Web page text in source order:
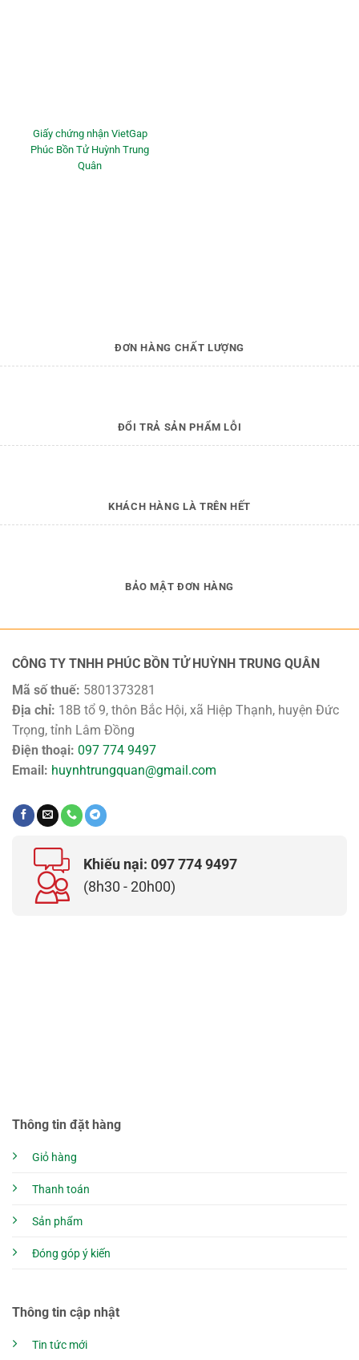
Giấy chứng nhận VietGap
Phúc Bồn Tử Huỳnh Trung
Quân
ĐƠN HÀNG CHẤT LƯỢNG
ĐỔI TRẢ SẢN PHẨM LỖI
KHÁCH HÀNG LÀ TRÊN HẾT
BẢO MẬT ĐƠN HÀNG
CÔNG TY TNHH PHÚC BỒN TỬ HUỲNH TRUNG QUÂN
Mã số thuế: 5801373281
Địa chỉ: 18B tổ 9, thôn Bắc Hội, xã Hiệp Thạnh, huyện Đức
Trọng, tỉnh Lâm Đồng
Điện thoại: 097 774 9497
Email: huynhtrungquan@gmail.com
Thông tin đặt hàng
Giỏ hàng
Thanh toán
Sản phẩm
Đóng góp ý kiến
Thông tin cập nhật
Tin tức mới
Khiếu nại: 097 774 9497
(8h30 - 20h00)